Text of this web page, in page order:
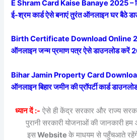
E Shram Card Kaise Banaye 2025 –
ई-श्रम कार्ड ऐसे बनाएं तुरंत ऑनलाइन घर बैठे
Birth Certificate Download Online
ऑनलाइन जन्म प्रमाण पत्र ऐसे डाउनलोड करें
Bihar Jamin Property Card
ऑनलाइन बिहार जमीन की प्रॉपर्टी कार्ड
ध्यान दें :- ऐसे ही केंद्र सरकार और राज्य
पुरानी सरकारी योजनाओं की जानकारी
इसWebsite के माधयम से पहुँचआते